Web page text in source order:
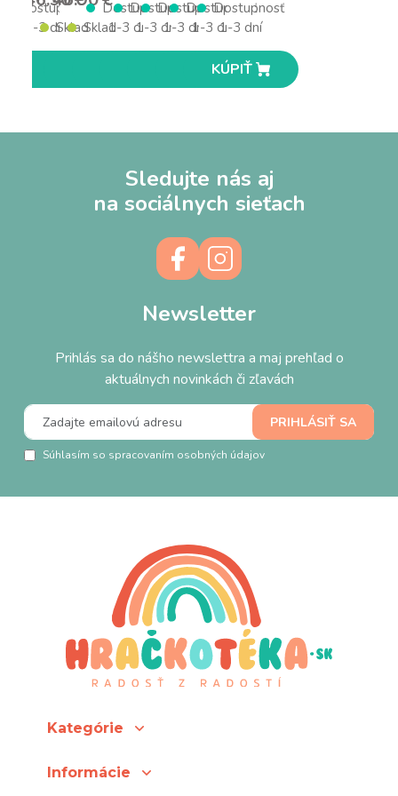
Dostupnosť
1-3 dní
SkladomSkladom
Dostupnosť
1-3 dní
Dostupnosť
1-3 dní
Dostupnosť
1-3 dní
Dostupnosť
1-3 dní
KÚPIŤ
Dostupnosť
1-3 dní
KÚPIŤ
Sledujte nás aj
na sociálnych sieťach
Newsletter
Prihlás sa do nášho newslettra a maj prehľad o
aktuálnych novinkách či zľavách
Súhlasím so spracovaním osobných údajov
Kategórie
Informácie